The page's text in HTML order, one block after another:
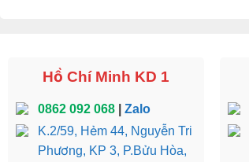
Hồ Chí Minh KD 1
0862 092 068| Zalo
K.2/59, Hẻm 44, Nguyễn Tri
Phương, KP 3, P.Bửu Hòa,